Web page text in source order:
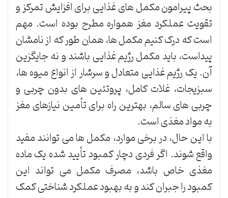
بحث پیرامون مکمل های غذایی برای افزایش تمرکز و
تقویت عملکرد مغز همواره مطرح بوده است. مهم
است که درک کنیم مکمل ها، همان طور که از نامشان
پیداست، باید مکمل رژیم غذایی باشند و نه جایگزین
آن. یک رژیم غذایی متعادل و سرشار از انواع میوه ها،
سبزیجات، غلات کامل، پروتئین های بدون چربی و
چربی های سالم، بهترین راه برای تأمین نیازهای مغز
به مواد مغذی است.
با این حال، در برخی موارد، مکمل ها می توانند مفید
واقع شوند. اگر فردی دچار کمبود تأیید شده یک ماده
مغذی خاص باشد، مصرف مکمل می تواند این
کمبود را جبران کند و به بهبود عملکرد شناختی کمک